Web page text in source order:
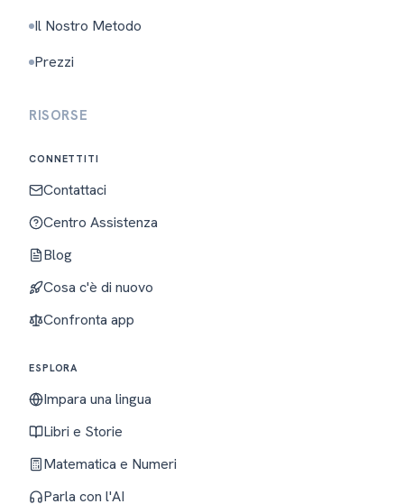
Il Nostro Metodo
Prezzi
RISORSE
CONNETTITI
Contattaci
Centro Assistenza
Blog
Cosa c'è di nuovo
Confronta app
ESPLORA
Impara una lingua
Libri e Storie
Matematica e Numeri
Parla con l'AI